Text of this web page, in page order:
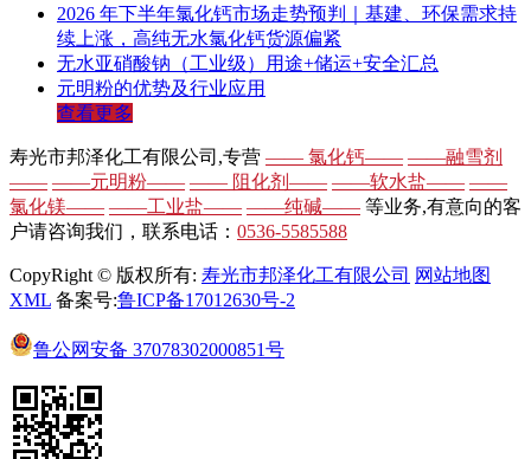
2026 年下半年氯化钙市场走势预判｜基建、环保需求持
续上涨，高纯无水氯化钙货源偏紧
无水亚硝酸钠（工业级）用途+储运+安全汇总
元明粉的优势及行业应用
查看更多
寿光市邦泽化工有限公司,专营 —— 氯化钙—— ——融雪剂
—— ——元明粉—— —— 阻化剂—— ——软水盐—— ——
氯化镁—— ——工业盐—— ——纯碱—— 等业务,有意向的客
户请咨询我们，联系电话： 0536-5585588
CopyRight © 版权所有: 寿光市邦泽化工有限公司 网站地图
XML 备案号:鲁ICP备17012630号-2
鲁公网安备 37078302000851号